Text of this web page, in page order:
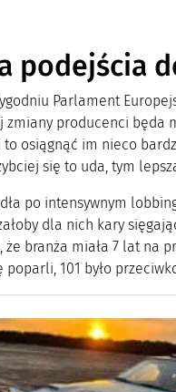
podejścia
Parlament
zmiany producenci będa
to osiągnąć im nieco
się to uda, tym
po intensywnym
dla nich kary
branża miała 7 lat na
poparli, 101 było